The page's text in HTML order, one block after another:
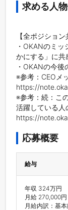
求める人
【全ポジション
・OKANのミ
かにする」に共
・OKANの今
※参考：CEOメ
https://
※参考：続：こ
活躍している
https://
応募概要
給与
年収 324万円
月給 270,000円
月給内訳：基